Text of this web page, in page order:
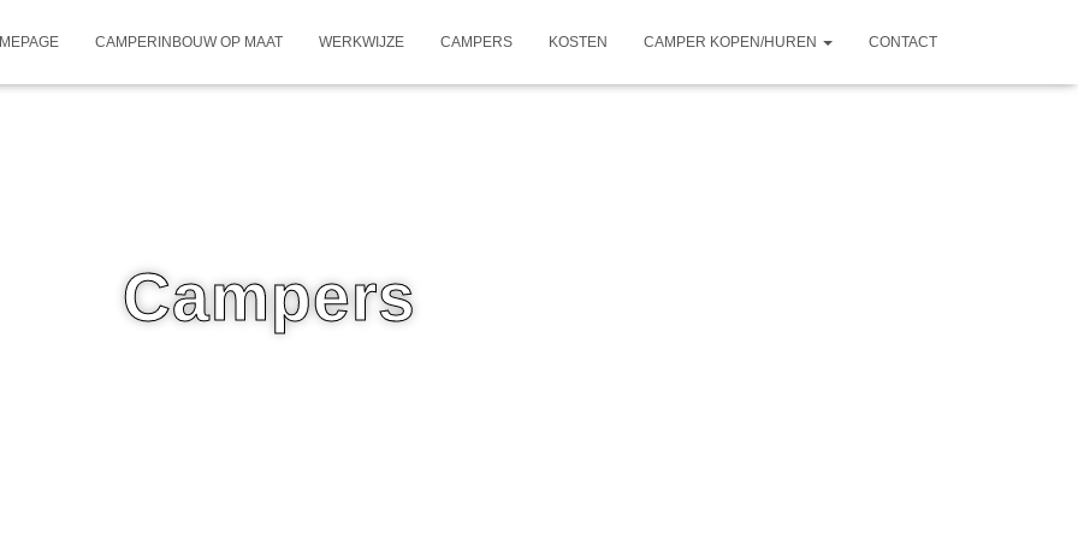
CAMPERINBOUW OP MAAT WERKWIJZE CAMPERS KOSTEN CAMPER KOPEN/HUREN CONTACT
Campers